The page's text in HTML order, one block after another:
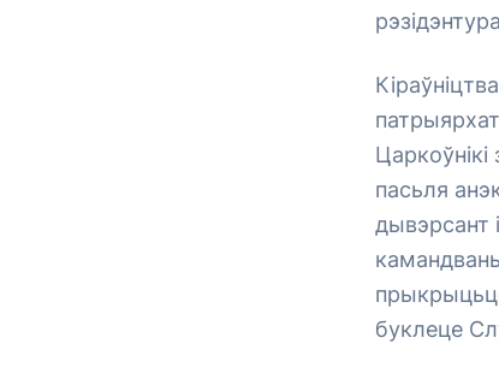
пасьля
дывэрсант
буклеце